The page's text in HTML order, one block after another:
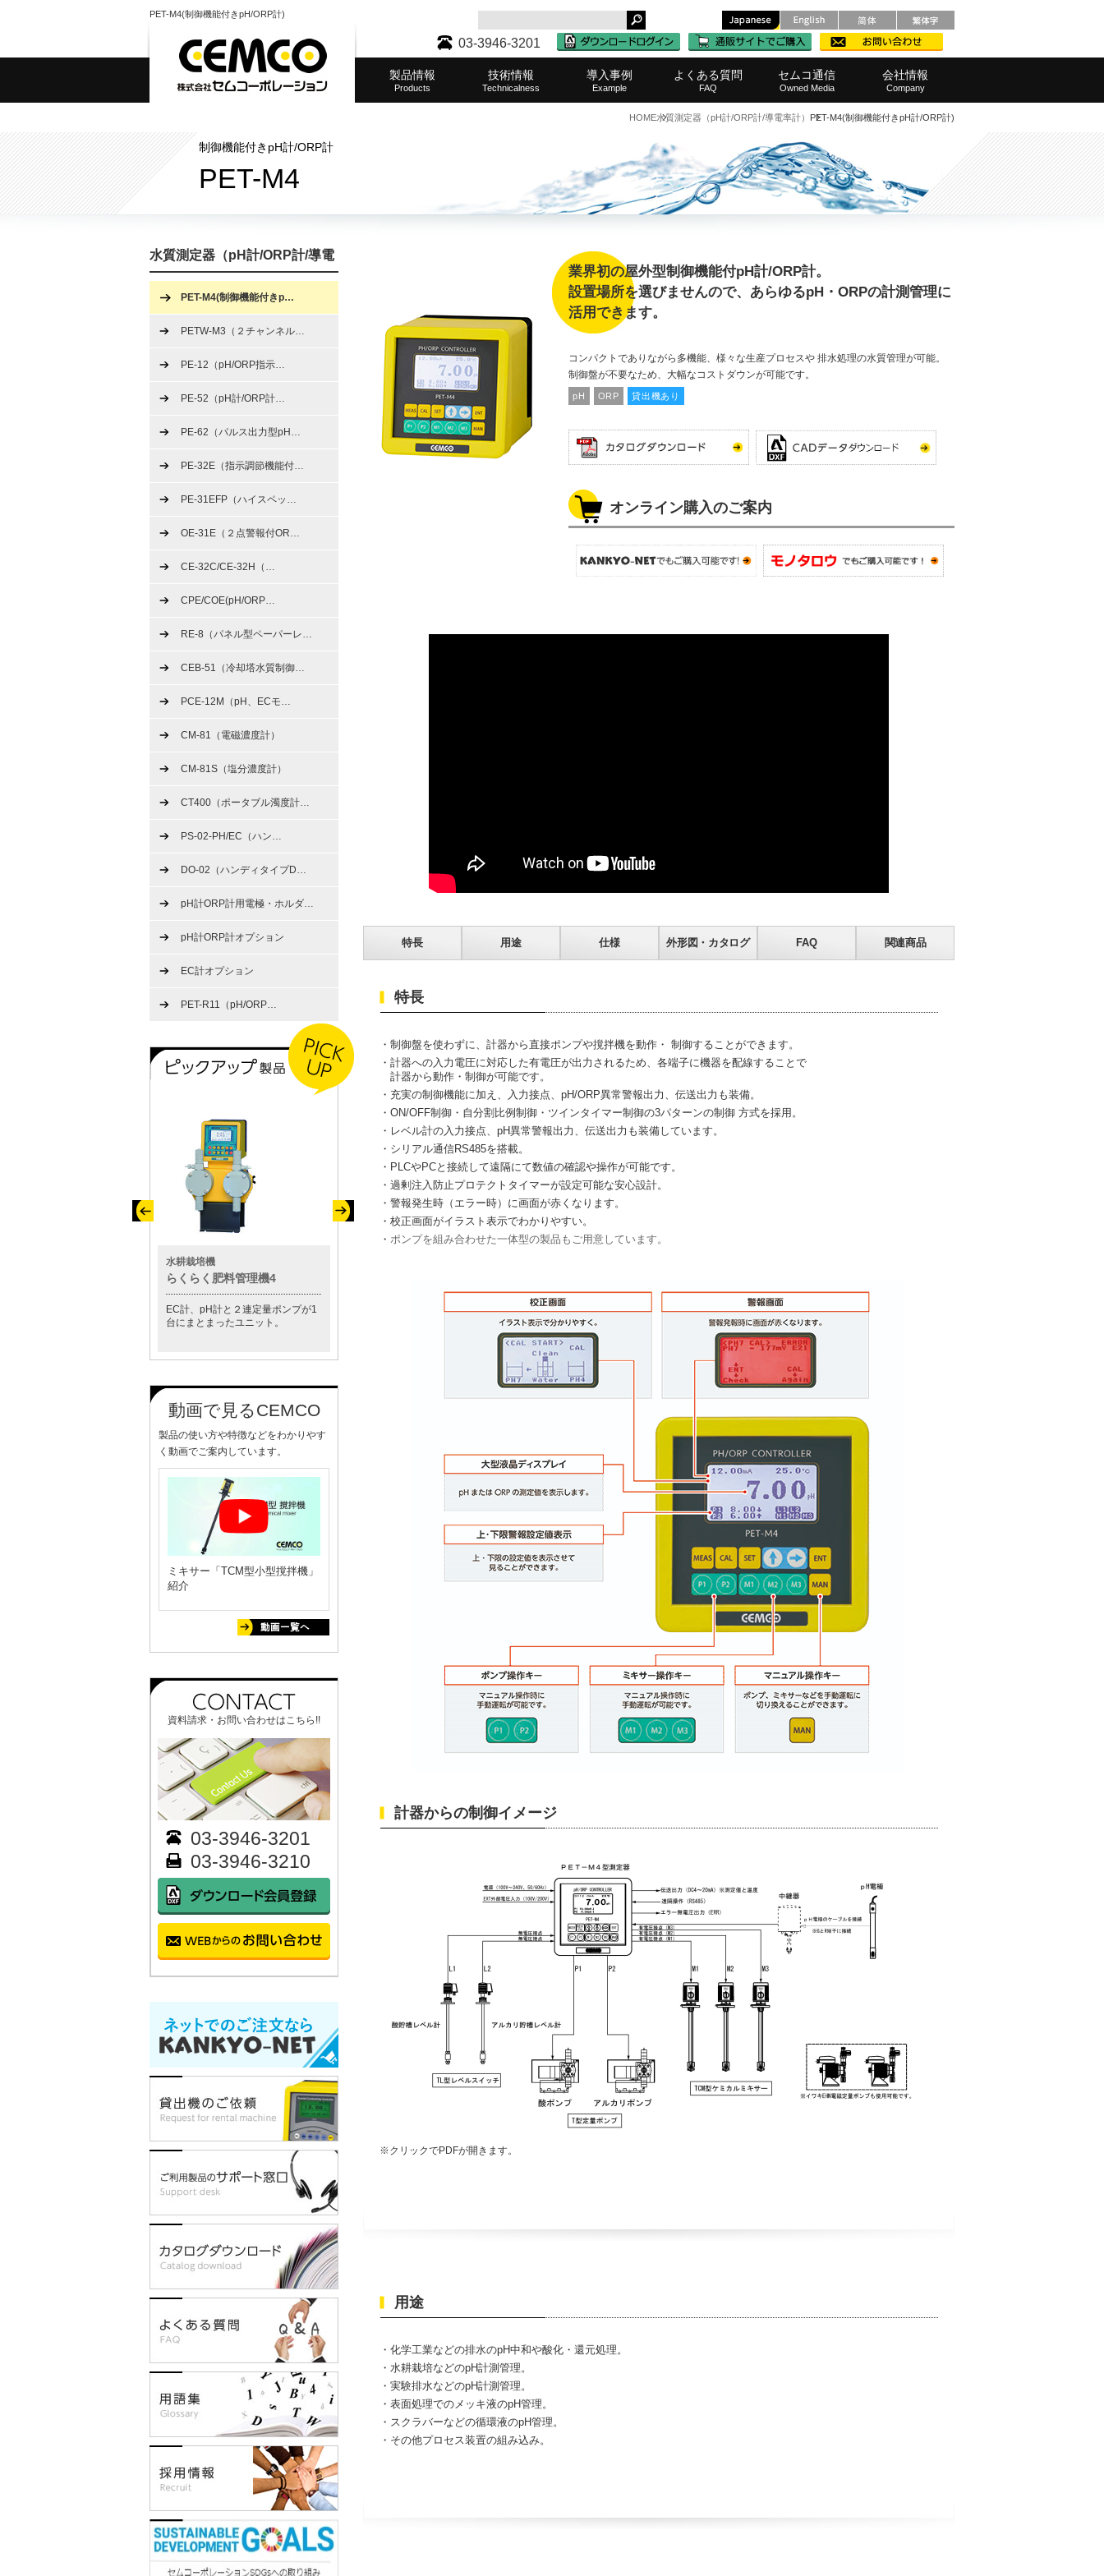
PET-M4(制御機能付きpH/ORP計)
製品情報
Products
技術情報
Technicalness
導入事例
Example
半導体・液晶
化学・薬品
食品・化粧品
よくある質問
FAQ
水質測定器
ケミカルポンプ
攪拌機(撹拌機)
中和装置
タンク・レベル計
水耕栽培機
濾過（ろ過）器
その他製品
取扱製品・範囲
ご購入・窓口
業務範囲
サポート・メンテナンス
セムコ通信
Owned Media
会社情報
Company
代表挨拶
会社概要
経営理念
事業所へのアクセス
SDGsへの取り組み
採用情報
03-3946-3201
HOME水質測定器（pH計/ORP計/導電率計） PET-M4(制御機能付きpH計/ORP計)
水質測定器（pH計/ORP計/導電
PET-M4(制御機能付きp…
PETW-M3（２チャンネル…
PE-12（pH/ORP指示…
PE-52（pH計/ORP計…
PE-62（パルス出力型pH …
PE-32E（指示調節機能付…
PE-31EFP（ハイスペッ …
OE-31E（２点警報付OR…
CE-32C/CE-32H（ …
CPE/COE(pH/ORP…
RE-8（パネル型ペーパーレ…
CEB-51（冷却塔水質制御…
PCE-12M（pH、ECモ…
CM-81（電磁濃度計）
CM-81S（塩分濃度計）
CT400（ポータブル濁度計…
PS-02-PH/EC（ハン…
DO-02（ハンディタイプD…
pH計ORP計用電極・ホルダ…
pH計ORP計オプション
EC計オプション
PET-R11（pH/ORP…
水耕栽培機
らくらく肥料管理機4
EC計、pH計と２連定量ポンプが1
台にまとまったユニット。
この1台で塩分濃度を測定し、ポン
軽量・小型かつ高耐食、優れた耐
久性を発揮する自吸式の渦巻きポ
ンプです。
動画で見るCEMCO
製品の使い方や特徴などをわかりやす
く動画でご案内しています。
ミキサー「TCM型小型撹拌機」
紹介
資料請求・お問い合わせはこちら!!
03-3946-3201
03-3946-3210
制御機能付きpH計/ORP計
PET-M4
業界初の屋外型制御機能付pH計/ORP計。
設置場所を選びませんので、あらゆるpH・ORPの計測管理に
活用できます。
コンパクトでありながら多機能、様々な生産プロセスや 排水処理の水質管理が可能。
制御盤が不要なため、大幅なコストダウンが可能です。
pH ORP 貸出機あり
オンライン購入のご案内
特長 用途 仕様 外形図・カタログ FAQ 関連商品
特長
・制御盤を使わずに、計器から直接ポンプや撹拌機を動作・ 制御することができます。
・計器への入力電圧に対応した有電圧が出力されるため、各端子に機器を配線することで
計器から動作・制御が可能です。
・充実の制御機能に加え、入力接点、pH/ORP異常警報出力、伝送出力も装備。
・ON/OFF制御・自分割比例制御・ツインタイマー制御の3パターンの制御 方式を採用。
・レベル計の入力接点、pH異常警報出力、伝送出力も装備しています。
・シリアル通信RS485を搭載。
・PLCやPCと接続して遠隔にて数値の確認や操作が可能です。
・過剰注入防止プロテクトタイマーが設定可能な安心設計。
・警報発生時（エラー時）に画面が赤くなります。
・校正画面がイラスト表示でわかりやすい。
・ ポンプを組み合わせた一体型の製品もご用意しています。
計器からの制御イメージ
※クリックでPDFが開きます。
用途
・ 化学工業などの排水のpH中和や酸化・還元処理。
・ 水耕栽培などのpH計測管理。
・ 実験排水などのpH計測管理。
・表面処理でのメッキ液のpH管理。
・スクラバーなどの循環液のpH管理。
・その他プロセス装置の組み込み。